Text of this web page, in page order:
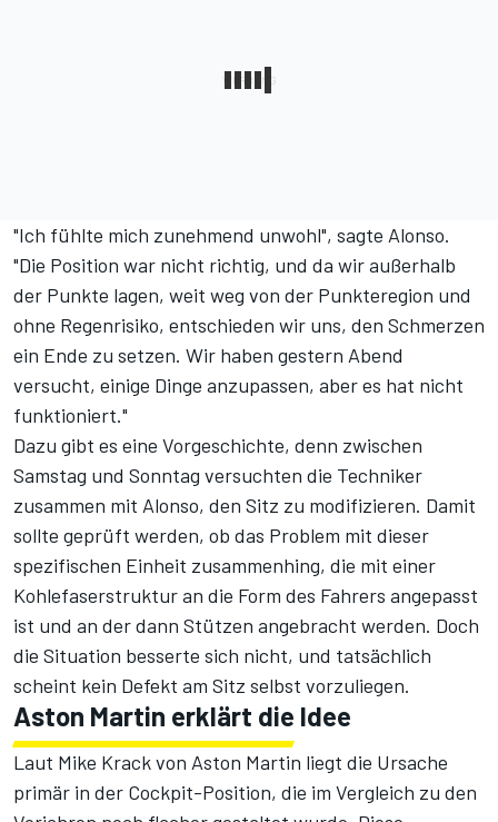
"Ich fühlte mich zunehmend unwohl", sagte Alonso.
"Die Position war nicht richtig, und da wir außerhalb
der Punkte lagen, weit weg von der Punkteregion und
ohne Regenrisiko, entschieden wir uns, den Schmerzen
ein Ende zu setzen. Wir haben gestern Abend
versucht, einige Dinge anzupassen, aber es hat nicht
funktioniert."
Dazu gibt es eine Vorgeschichte, denn zwischen
Samstag und Sonntag versuchten die Techniker
zusammen mit Alonso, den Sitz zu modifizieren. Damit
sollte geprüft werden, ob das Problem mit dieser
spezifischen Einheit zusammenhing, die mit einer
Kohlefaserstruktur an die Form des Fahrers angepasst
ist und an der dann Stützen angebracht werden. Doch
die Situation besserte sich nicht, und tatsächlich
scheint kein Defekt am Sitz selbst vorzuliegen.
Aston Martin erklärt die Idee
Laut Mike Krack von Aston Martin liegt die Ursache
primär in der Cockpit-Position, die im Vergleich zu den